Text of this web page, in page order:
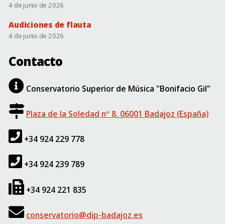
4 de junio de 2026
Audiciones de flauta
4 de junio de 2026
Contacto
Conservatorio Superior de Música "Bonifacio Gil"
Plaza de la Soledad nº 8. 06001 Badajoz (España)
+34 924 229 778
+34 924 239 789
+34 924 221 835
conservatorio@dip-badajoz.es